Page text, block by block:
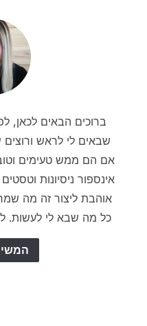
ברוכים הבאים לכאן,
שבאים לי לראש ורוצים
אם הם ממש טעימים
אינספור ניסיונות
אוהבת ליצור זה מה
כל מה שבא לי לעשות.